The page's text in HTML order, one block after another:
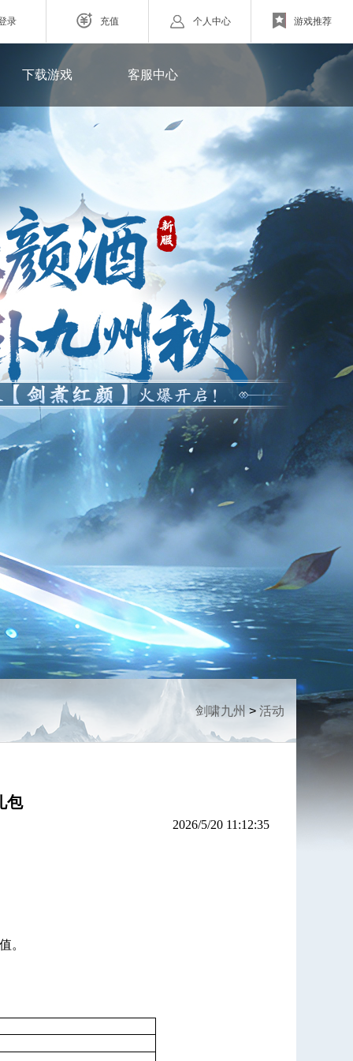
游戏推荐
个人中心
充值
录
战纪】北欧神话为世界观
小体量好上手
ZAZA超级英雄
下载游戏 客服中心
下载游戏
客服中心
剑啸九州 >活动
包
2026/5/20 11:12:35
。